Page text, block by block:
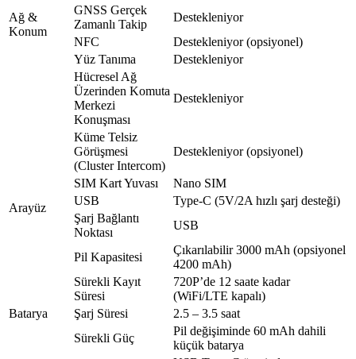
Ağ &
Konum
GNSS Gerçek
Zamanlı Takip
Destekleniyor
NFC
Destekleniyor (opsiyonel)
Yüz Tanıma
Destekleniyor
Hücresel Ağ
Üzerinden Komuta
Merkezi
Konuşması
Destekleniyor
Küme Telsiz
Görüşmesi
(Cluster Intercom)
Destekleniyor (opsiyonel)
Arayüz
SIM Kart Yuvası
Nano SIM
USB
Type-C (5V/2A hızlı şarj desteği)
Şarj Bağlantı
Noktası
USB
Batarya
Pil Kapasitesi
Çıkarılabilir 3000 mAh (opsiyonel
4200 mAh)
Sürekli Kayıt
Süresi
720P’de 12 saate kadar
(WiFi/LTE kapalı)
Şarj Süresi
2.5 – 3.5 saat
Sürekli Güç
Pil değişiminde 60 mAh dahili
küçük batarya